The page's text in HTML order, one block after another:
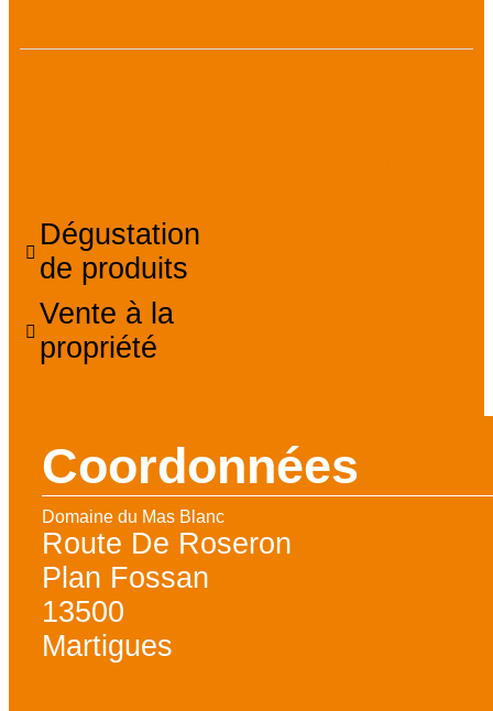
Dégustation
de produits
Vente à la
propriété
Coordonnées
Domaine du Mas Blanc
Route De Roseron
Plan Fossan
13500
Martigues